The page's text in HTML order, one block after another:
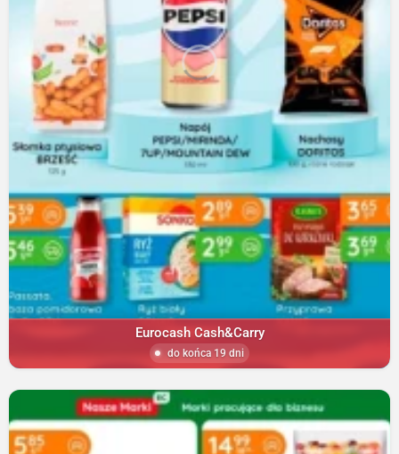
Eurocash Cash&Carry
do końca 19 dni